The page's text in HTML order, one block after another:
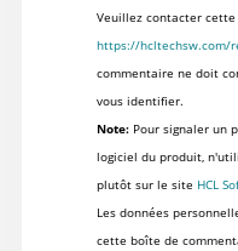
Veuillez contacter
https://hcltechsw.com/
commentaire ne doit
vous identifier.
Note:Pour signaler un
logiciel du produit,
plutôt sur le site HCL
Les données
cette boîte de